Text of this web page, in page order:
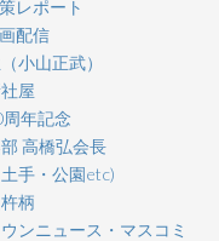
レポート
配信
小山正武）
屋
年記念
高橋弘会長
手・公園etc)
柄
ンニュース・マスコミ